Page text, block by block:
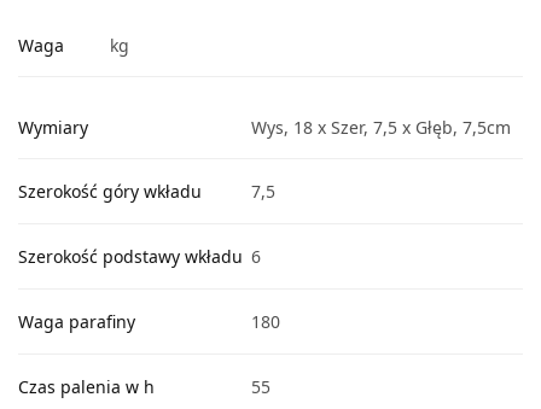
Waga kg
Wymiary Wys, 18 x Szer, 7,5 x Głęb, 7,5cm
Szerokość góry wkładu 7,5
Szerokość podstawy wkładu 6
Waga parafiny 180
Czas palenia w h 55